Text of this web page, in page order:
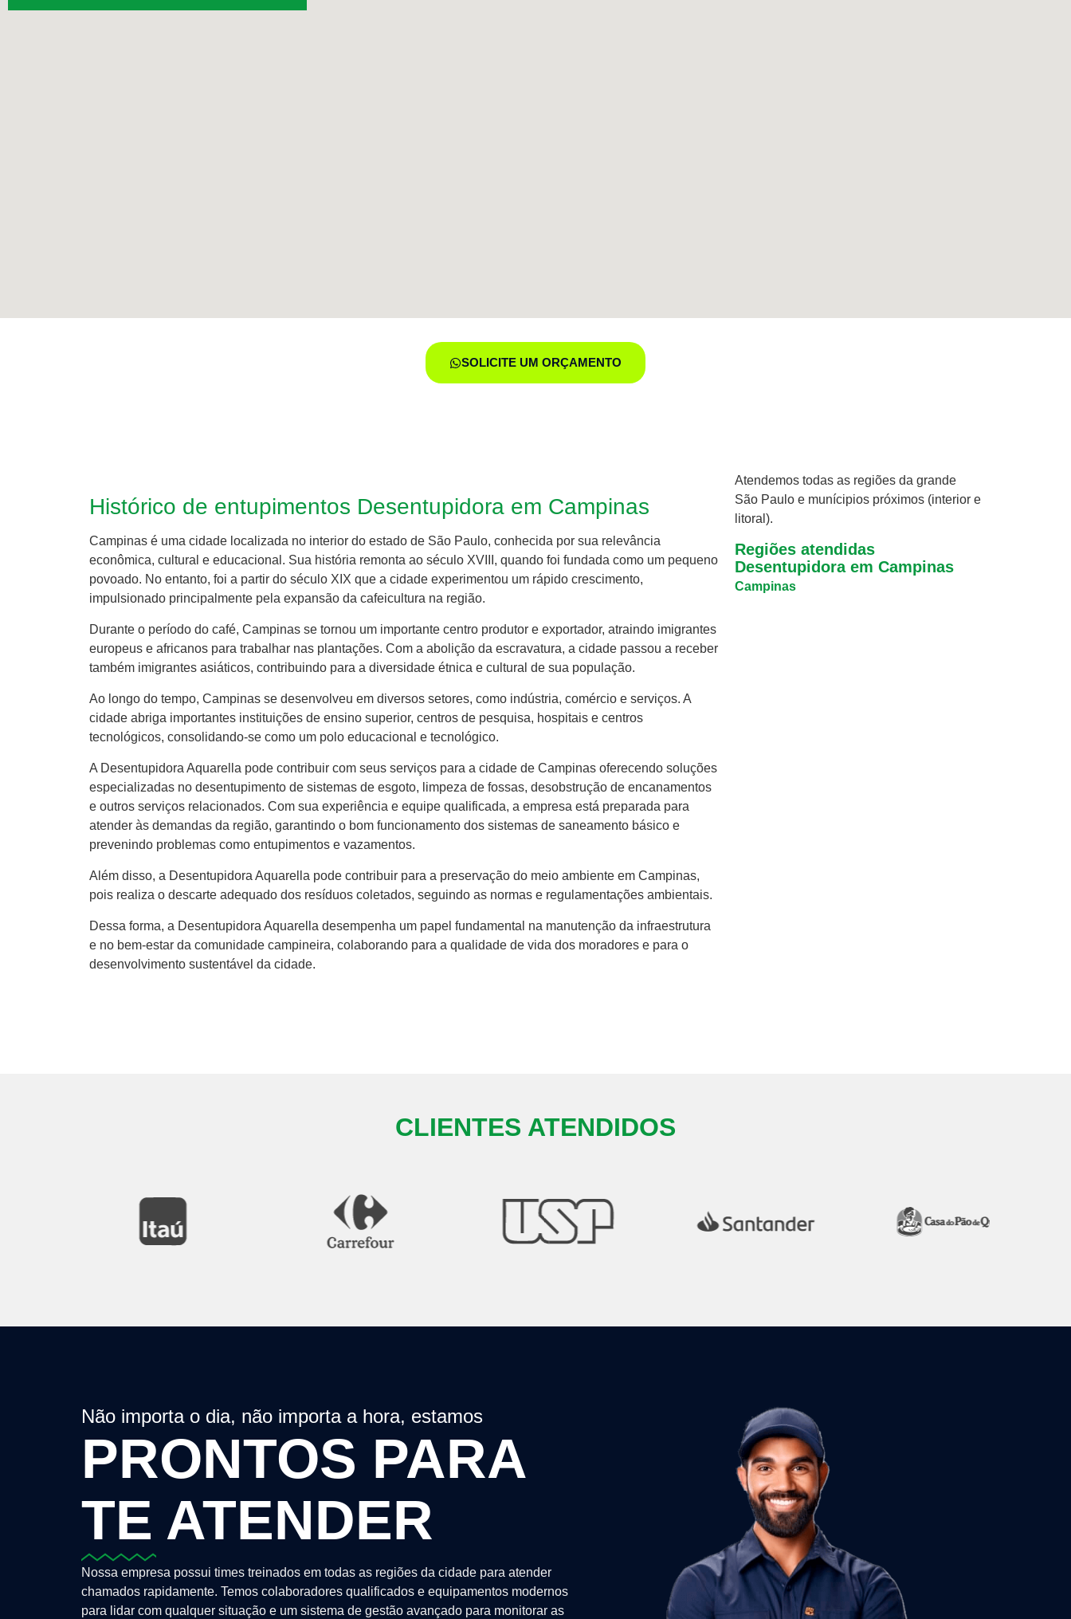
SOLICITE UM ORÇAMENTO
Histórico de entupimentos Desentupidora em Campinas
Campinas é uma cidade localizada no interior do estado de São Paulo, conhecida por sua relevância
econômica, cultural e educacional. Sua história remonta ao século XVIII, quando foi fundada como um pequeno
povoado. No entanto, foi a partir do século XIX que a cidade experimentou um rápido crescimento,
impulsionado principalmente pela expansão da cafeicultura na região.
Durante o período do café, Campinas se tornou um importante centro produtor e exportador, atraindo imigrantes
europeus e africanos para trabalhar nas plantações. Com a abolição da escravatura, a cidade passou a receber
também imigrantes asiáticos, contribuindo para a diversidade étnica e cultural de sua população.
Ao longo do tempo, Campinas se desenvolveu em diversos setores, como indústria, comércio e serviços. A
cidade abriga importantes instituições de ensino superior, centros de pesquisa, hospitais e centros
tecnológicos, consolidando-se como um polo educacional e tecnológico.
A Desentupidora Aquarella pode contribuir com seus serviços para a cidade de Campinas oferecendo soluções
especializadas no desentupimento de sistemas de esgoto, limpeza de fossas, desobstrução de encanamentos
e outros serviços relacionados. Com sua experiência e equipe qualificada, a empresa está preparada para
atender às demandas da região, garantindo o bom funcionamento dos sistemas de saneamento básico e
prevenindo problemas como entupimentos e vazamentos.
Além disso, a Desentupidora Aquarella pode contribuir para a preservação do meio ambiente em Campinas,
pois realiza o descarte adequado dos resíduos coletados, seguindo as normas e regulamentações ambientais.
Dessa forma, a Desentupidora Aquarella desempenha um papel fundamental na manutenção da infraestrutura
e no bem-estar da comunidade campineira, colaborando para a qualidade de vida dos moradores e para o
desenvolvimento sustentável da cidade.
Atendemos todas as regiões da grande
São Paulo e munícipios próximos (interior e
litoral).
Regiões atendidas
Desentupidora em Campinas
Campinas
CLIENTES ATENDIDOS
Não importa o dia, não importa a hora, estamos
PRONTOS PARA
TE ATENDER
Nossa empresa possui times treinados em todas as regiões da cidade para atender
chamados rapidamente. Temos colaboradores qualificados e equipamentos modernos
para lidar com qualquer situação e um sistema de gestão avançado para monitorar as